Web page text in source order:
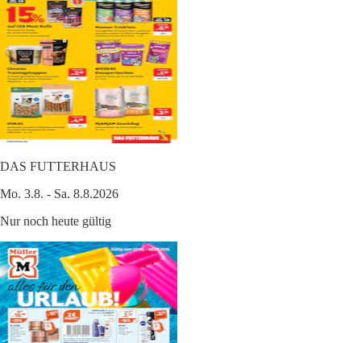
DAS FUTTERHAUS
Mo. 3.8. - Sa. 8.8.2026
Nur noch heute gültig